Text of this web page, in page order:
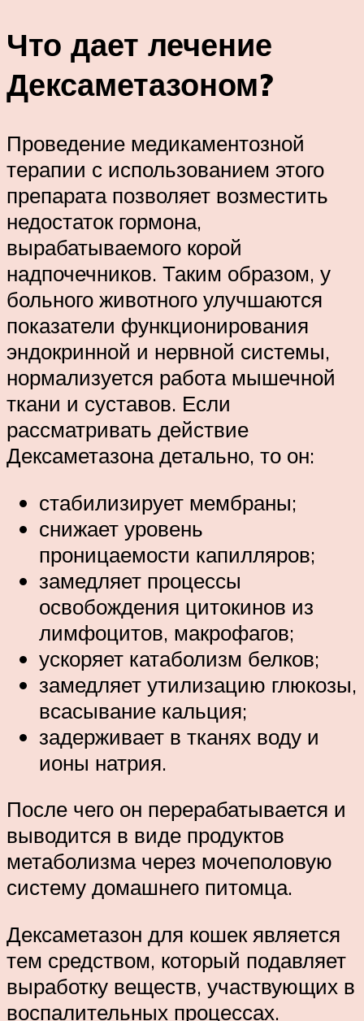
Что дает лечение
Дексаметазоном?
Проведение медикаментозной
терапии с использованием этого
препарата позволяет возместить
недостаток гормона,
вырабатываемого корой
надпочечников. Таким образом, у
больного животного улучшаются
показатели функционирования
эндокринной и нервной системы,
нормализуется работа мышечной
ткани и суставов. Если
рассматривать действие
Дексаметазона детально, то он:
стабилизирует мембраны;
снижает уровень
проницаемости капилляров;
замедляет процессы
освобождения цитокинов из
лимфоцитов, макрофагов;
ускоряет катаболизм белков;
замедляет утилизацию глюкозы,
всасывание кальция;
задерживает в тканях воду и
ионы натрия.
После чего он перерабатывается и
выводится в виде продуктов
метаболизма через мочеполовую
систему домашнего питомца.
Дексаметазон для кошек является
тем средством, который подавляет
выработку веществ, участвующих в
воспалительных процессах.